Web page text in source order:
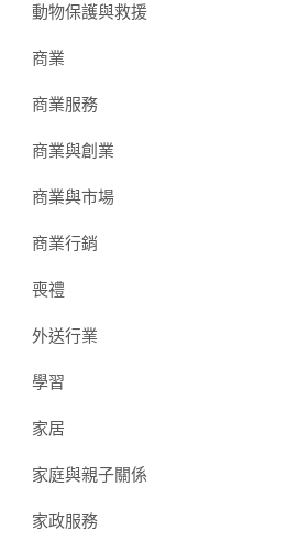
動物保護與救援
商業
商業服務
商業與創業
商業與市場
商業行銷
喪禮
外送行業
學習
家居
家庭與親子關係
家政服務